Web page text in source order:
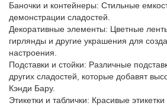
Баночки и контейнеры: Стильные
демонстрации сладостей.
Декоративные элементы: Цветные
гирлянды и другие украшения для
настроения.
Подставки и стойки: Различные
других сладостей, которые добавят
Кэнди Бару.
Этикетки и таблички: Красивые